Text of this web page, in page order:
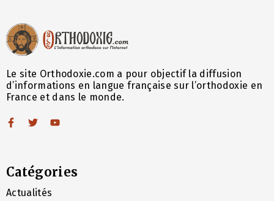
Le site Orthodoxie.com a pour objectif la diffusion
d’informations en langue française sur l’orthodoxie en
France et dans le monde.
Catégories
Actualités